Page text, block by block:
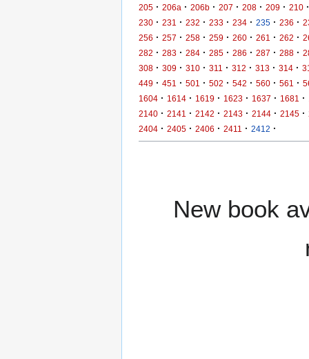
205 · 206a · 206b · 207 · 208 · 209 · 210 ·
230 · 231 · 232 · 233 · 234 · 235 · 236 ·
256 · 257 · 258 · 259 · 260 · 261 · 262 ·
282 · 283 · 284 · 285 · 286 · 287 · 288 ·
308 · 309 · 310 · 311 · 312 · 313 · 314 ·
449 · 451 · 501 · 502 · 542 · 560 · 561 ·
1604 · 1614 · 1619 · 1623 · 1637 · 1681 ·
2140 · 2141 · 2142 · 2143 · 2144 · 2145 ·
2404 · 2405 · 2406 · 2411 · 2412 ·
New book